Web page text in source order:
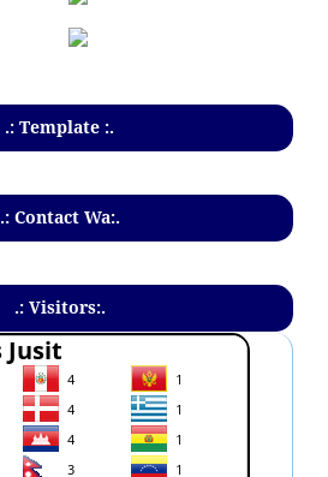
.: Template :.
.: Contact Wa:.
.: Visitors:.